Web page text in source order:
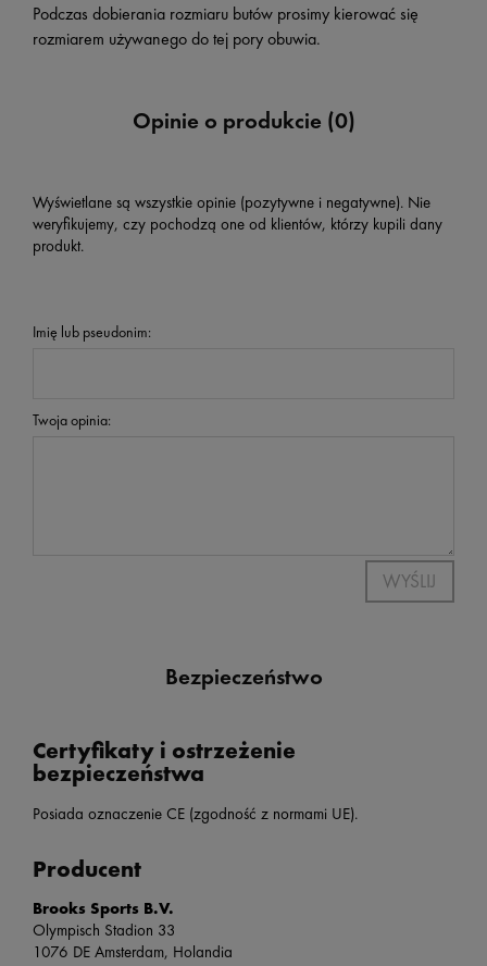
Podczas dobierania rozmiaru butów prosimy kierować się
rozmiarem używanego do tej pory obuwia.
Opinie o produkcie (0)
Wyświetlane są wszystkie opinie (pozytywne i negatywne). Nie
weryfikujemy, czy pochodzą one od klientów, którzy kupili dany
produkt.
Imię lub pseudonim:
Twoja opinia:
WYŚLIJ
Bezpieczeństwo
Certyfikaty i ostrzeżenie
bezpieczeństwa
Posiada oznaczenie CE (zgodność z normami UE).
Producent
Brooks Sports B.V.
Olympisch Stadion 33
1076 DE Amsterdam, Holandia